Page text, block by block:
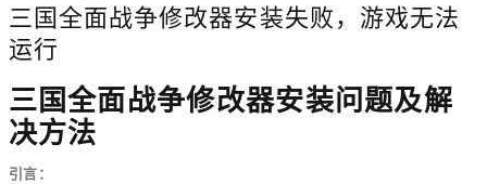
三国全面战争修改器安装失败，游戏无法
运行
三国全面战争修改器安装问题及解
决方法
引言：